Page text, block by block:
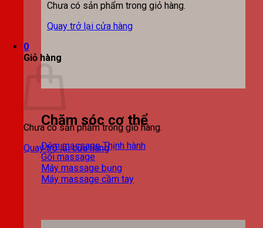
Chưa có sản phẩm trong giỏ hàng.
Quay trở lại cửa hàng
0
Giỏ hàng
Chưa có sản phẩm trong giỏ hàng.
Quay trở lại cửa hàng
Chăm sóc cơ thể
Đệm massage
Gối massage
Máy massage bụng
Máy massage cầm tay